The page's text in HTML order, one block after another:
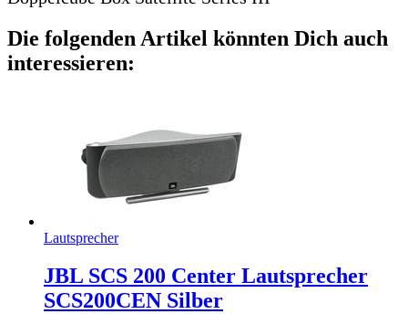
Die folgenden Artikel könnten Dich auch
interessieren:
Lautsprecher
JBL SCS 200 Center Lautsprecher
SCS200CEN Silber